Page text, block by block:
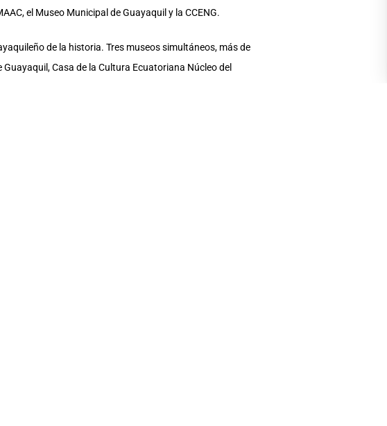
el Museo Municipal de Guayaquil y la CCENG.
de la historia. Tres museos simultáneos, más de
Casa de la Cultura Ecuatoriana Núcleo del